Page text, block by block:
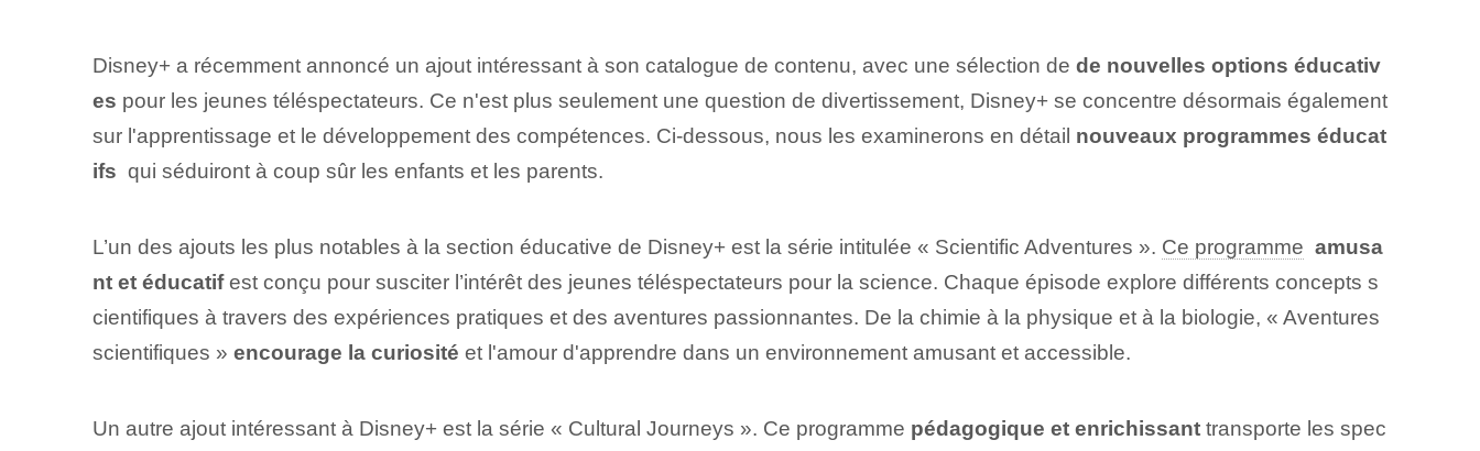
Disney+ a récemment annoncé un ajout intéressant à son catalogue de contenu, avec une sélection de de nouvelles options éducativ
es pour les jeunes téléspectateurs. Ce n'est plus seulement une question de divertissement, Disney+ se concentre désormais également
sur l'apprentissage et le développement des compétences. Ci-dessous, nous les examinerons en détail nouveaux programmes éducat
ifs ⁤ qui ‌séduiront à coup sûr⁤ les enfants et les parents.
L’un des ajouts les plus notables à la section éducative de Disney+ est la série intitulée « Scientific Adventures ». Ce programme amusa
nt et éducatifest conçu pour susciter l’intérêt des jeunes téléspectateurs pour la science. Chaque épisode explore différents concepts s
cientifiques à travers des expériences pratiques et des aventures passionnantes. De la chimie à la physique et à la biologie, « Aventures
scientifiques » encourage la curiosité et l'amour d'apprendre dans un environnement amusant et accessible.
Un autre ajout intéressant à Disney+ est la série « Cultural Journeys ». Ce programme pédagogique et enrichissanttransporte les spec